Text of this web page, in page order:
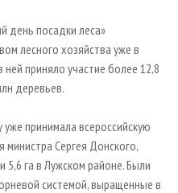
день посадки леса»
лесного хозяйства уже в
приняло участие более 12,8
деревьев.
принимала всероссийскую
министра Сергея Донского,
га в Лужском районе. Были
системой, выращенные в